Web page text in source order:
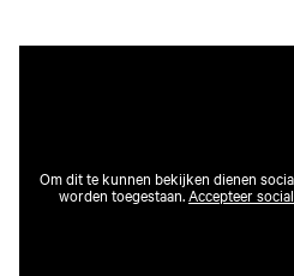
Om dit te kunnen bekijken dienen
worden toegestaan.Accepteer